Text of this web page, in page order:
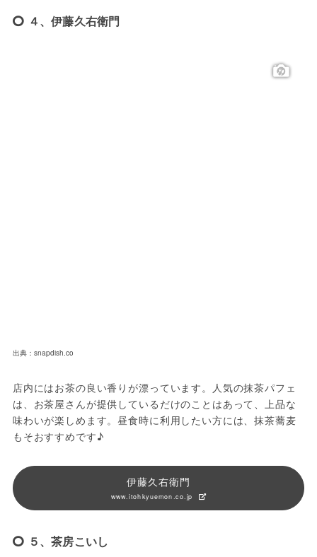
４、伊藤久右衛門
出典：snapdish.co
店内にはお茶の良い香りが漂っています。人気の抹茶パフェ
は、お茶屋さんが提供しているだけのことはあって、上品な
味わいが楽しめます。昼食時に利用したい方には、抹茶蕎麦
もそおすすめです♪
伊藤久右衛門
www.itohkyuemon.co.jp
５、茶房こいし